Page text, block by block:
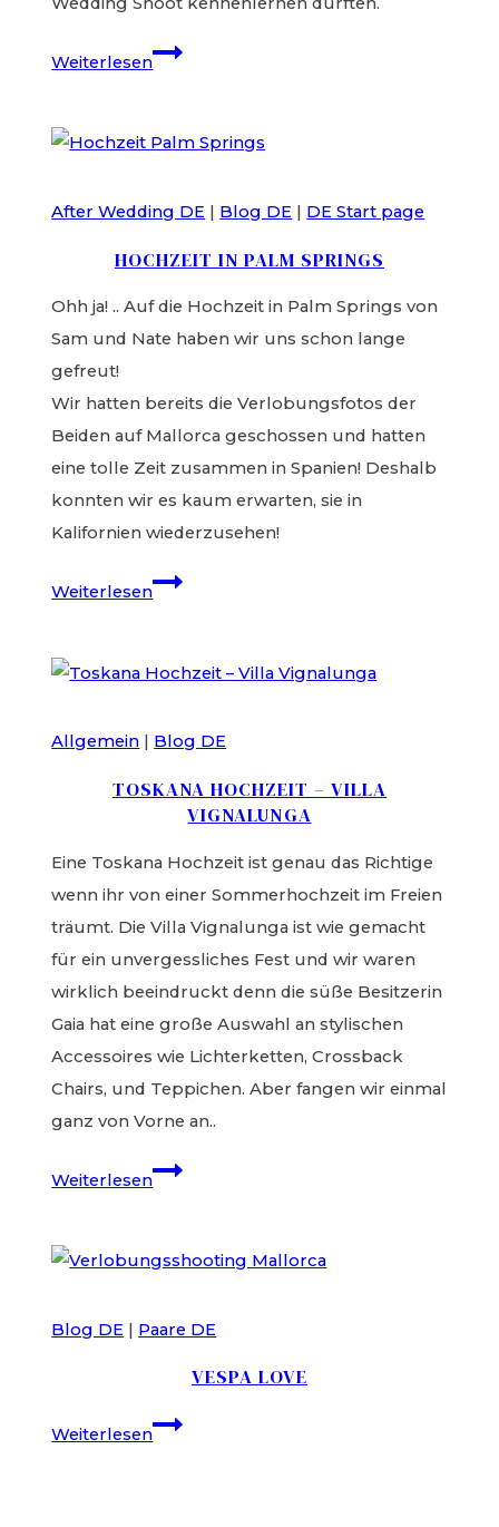
Weiterlesen
After
in
Alpen
After Wedding DE | Blog DE | DE Start page
HOCHZEIT IN PALM SPRINGS
Ohh ja! .. Auf die Hochzeit in Palm Springs von
Sam und Nate haben wir uns schon lange
gefreut!
Wir hatten bereits die Verlobungsfotos der
Beiden auf Mallorca geschossen und hatten
eine tolle Zeit zusammen in Spanien! Deshalb
konnten wir es kaum erwarten, sie in
Kalifornien wiederzusehen!
Weiterlesen
Hochzeit
Springs
Allgemein | Blog DE
TOSKANA HOCHZEIT – VILLA
VIGNALUNGA
Eine Toskana Hochzeit ist genau das Richtige
wenn ihr von einer Sommerhochzeit im Freien
träumt. Die Villa Vignalunga ist wie gemacht
für ein unvergessliches Fest und wir waren
wirklich beeindruckt denn die süße Besitzerin
Gaia hat eine große Auswahl an stylischen
Accessoires wie Lichterketten, Crossback
Chairs, und Teppichen. Aber fangen wir einmal
ganz von Vorne an..
Weiterlesen
Toskana
Villa
Blog DE | Paare DE
VESPA LOVE
Weiterlesen
Vespa